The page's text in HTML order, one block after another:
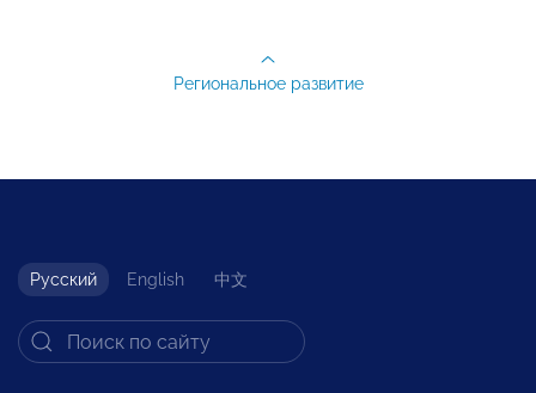
Региональное развитие
Русский English 中文